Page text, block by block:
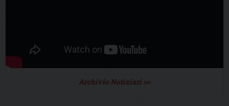
Archivio Notiziari >>